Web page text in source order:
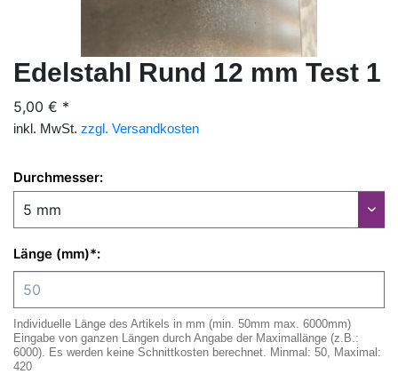
Edelstahl Rund 12 mm Test 1
5,00 € *
inkl. MwSt. zzgl. Versandkosten
Durchmesser:
Länge (mm)*:
Individuelle Länge des Artikels in mm (min. 50mm max. 6000mm)
Eingabe von ganzen Längen durch Angabe der Maximallänge (z.B.:
6000). Es werden keine Schnittkosten berechnet. Minmal: 50, Maximal:
420